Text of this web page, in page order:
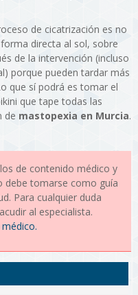
de cicatrización es no
directa al sol, sobre
de la intervención (incluso
porque pueden tardar más
que sí podrá es tomar el
que tape todas las
de mastopexia en Murcia.
de contenido médico y
debe tomarse como guía
Para cualquier duda
al especialista.